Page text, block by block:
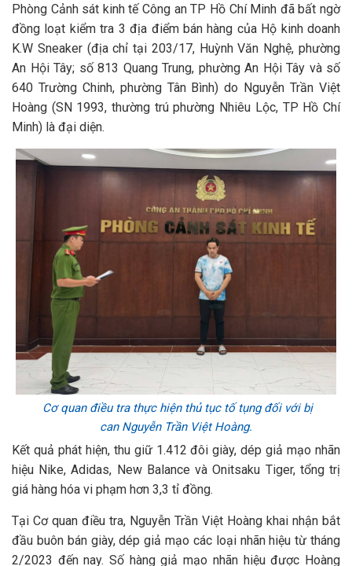
Phòng Cảnh sát kinh tế Công an TP Hồ Chí Minh đã bất ngờ
đồng loạt kiểm tra 3 địa điểm bán hàng của Hộ kinh doanh
K.W Sneaker (địa chỉ tại 203/17, Huỳnh Văn Nghệ, phường
An Hội Tây; số 813 Quang Trung, phường An Hội Tây và số
640 Trường Chinh, phường Tân Bình) do Nguyễn Trần Việt
Hoàng (SN 1993, thường trú phường Nhiêu Lộc, TP Hồ Chí
Minh) là đại diện.
Cơ quan điều tra thực hiện thủ tục tố tụng đối với bị
can Nguyễn Trần Việt Hoàng.
Kết quả phát hiện, thu giữ 1.412 đôi giày, dép giả mạo nhãn
hiệu Nike, Adidas, New Balance và Onitsaku Tiger, tổng trị
giá hàng hóa vi phạm hơn 3,3 tỉ đồng.
Tại Cơ quan điều tra, Nguyễn Trần Việt Hoàng khai nhận bắt
đầu buôn bán giày, dép giả mạo các loại nhãn hiệu từ tháng
2/2023 đến nay. Số hàng giả mạo nhãn hiệu được Hoàng